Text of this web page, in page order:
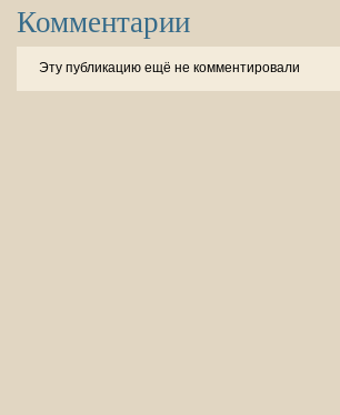
Комментарии
Эту публикацию ещё не комментировали